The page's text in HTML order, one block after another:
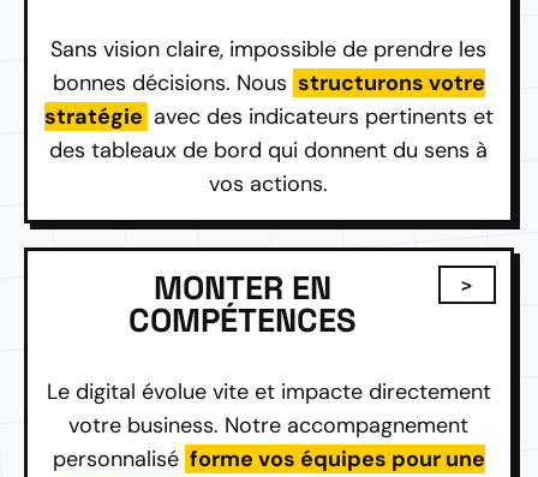
Sans vision claire, impossible de prendre les
bonnes décisions. Nous structurons votre
stratégie avec des indicateurs pertinents et
des tableaux de bord qui donnent du sens à
vos actions.
MONTER EN
COMPÉTENCES
Le digital évolue vite et impacte directement
votre business. Notre accompagnement
personnalisé forme vos équipes pour une